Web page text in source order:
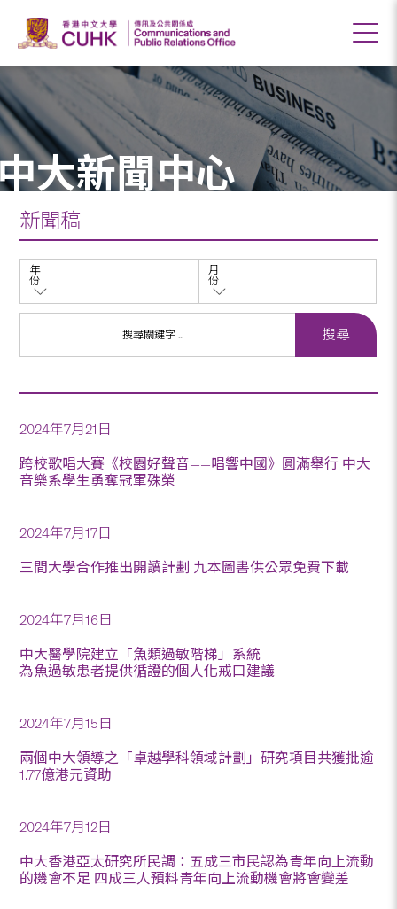
大新聞中心
新聞稿
年
份
月
份
2024年7月21日
跨校歌唱大賽《校園好聲音——唱響中國》圓滿舉行 中大
音樂系學生勇奪冠軍殊榮
2024年7月17日
三間大學合作推出開讀計劃 九本圖書供公眾免費下載
2024年7月16日
中大醫學院建立「魚類過敏階梯」系統
為魚過敏患者提供循證的個人化戒口建議
2024年7月15日
兩個中大領導之「卓越學科領域計劃」研究項目共獲批逾
1.77億港元資助
2024年7月12日
中大香港亞太研究所民調：五成三市民認為青年向上流動
的機會不足 四成三人預料青年向上流動機會將會變差